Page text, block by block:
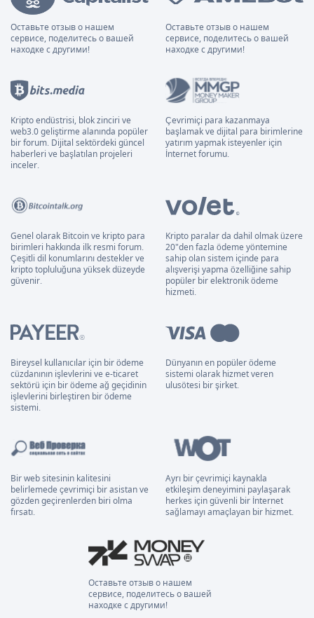
Оставьте отзыв о нашем
сервисе, поделитесь о вашей
находке с другими!
Оставьте отзыв о нашем
сервисе, поделитесь о вашей
находке с другими!
Kripto endüstrisi, blok zinciri ve
web3.0 geliştirme alanında popüler
bir forum. Dijital sektördeki güncel
haberleri ve başlatılan projeleri
inceler.
Çevrimiçi para kazanmaya
başlamak ve dijital para birimlerine
yatırım yapmak isteyenler için
İnternet forumu.
Genel olarak Bitcoin ve kripto para
birimleri hakkında ilk resmi forum.
Çeşitli dil konumlarını destekler ve
kripto topluluğuna yüksek düzeyde
güvenir.
Kripto paralar da dahil olmak üzere
20"den fazla ödeme yöntemine
sahip olan sistem içinde para
alışverişi yapma özelliğine sahip
popüler bir elektronik ödeme
hizmeti.
Bireysel kullanıcılar için bir ödeme
cüzdanının işlevlerini ve e-ticaret
sektörü için bir ödeme ağ geçidinin
işlevlerini birleştiren bir ödeme
sistemi.
Dünyanın en popüler ödeme
sistemi olarak hizmet veren
ulusötesi bir şirket.
Bir web sitesinin kalitesini
belirlemede çevrimiçi bir asistan ve
gözden geçirenlerden biri olma
fırsatı.
Ayrı bir çevrimiçi kaynakla
etkileşim deneyimini paylaşarak
herkes için güvenli bir İnternet
sağlamayı amaçlayan bir hizmet.
Оставьте отзыв о нашем
сервисе, поделитесь о вашей
находке с другими!